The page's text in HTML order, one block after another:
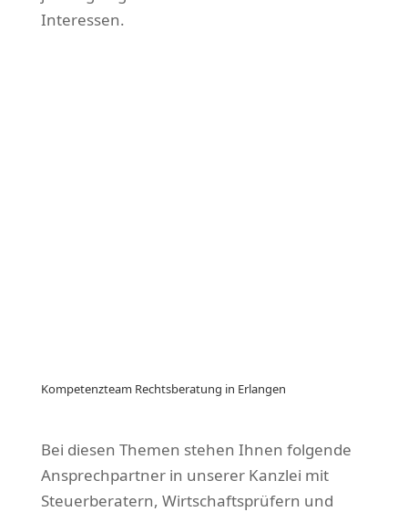
Interessen.
Kompetenzteam Rechtsberatung in Erlangen
Bei diesen Themen stehen Ihnen folgende
Ansprechpartner in unserer Kanzlei mit
Steuerberatern, Wirtschaftsprüfern und